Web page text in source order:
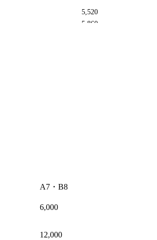
A7・B8
6,000
12,000